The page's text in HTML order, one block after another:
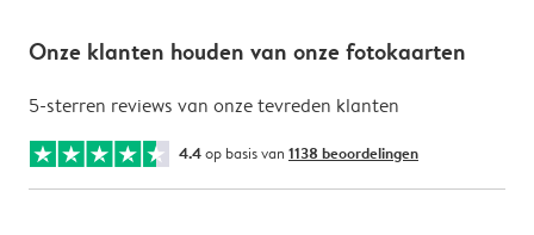
Onze klanten houden van onze fotokaarten
5-sterren reviews van onze tevreden klanten
4.4op basis van 1138 beoordelingen